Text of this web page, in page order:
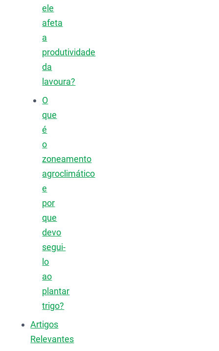
ele
afeta
a
produtividade
da
lavoura?
O
que
é
o
zoneamento
agroclimático
e
por
que
devo
segui-
lo
ao
plantar
trigo?
Artigos
Relevantes